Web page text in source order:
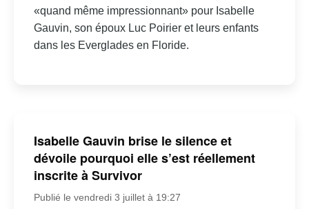
«quand même impressionnant» pour Isabelle
Gauvin, son époux Luc Poirier et leurs enfants
dans les Everglades en Floride.
Isabelle Gauvin brise le silence et
dévoile pourquoi elle s’est réellement
inscrite à Survivor
Publié le vendredi 3 juillet à 19:27